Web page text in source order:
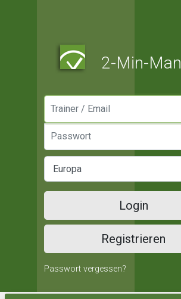
2-Min-Man
Login
Registrieren
Passwort vergessen?